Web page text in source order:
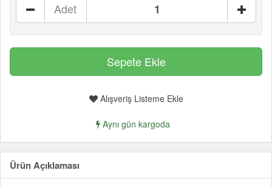
Adet
Alışveriş Listeme Ekle
Aynı gün kargoda
Ürün Açıklaması